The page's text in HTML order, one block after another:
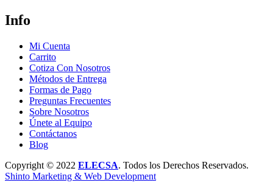
Info
Mi Cuenta
Carrito
Cotiza Con Nosotros
Métodos de Entrega
Formas de Pago
Preguntas Frecuentes
Sobre Nosotros
Únete al Equipo
Contáctanos
Blog
Copyright © 2022 ELECSA. Todos los Derechos Reservados.
Shinto Marketing & Web Development